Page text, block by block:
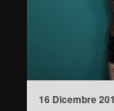
16 Dicembre